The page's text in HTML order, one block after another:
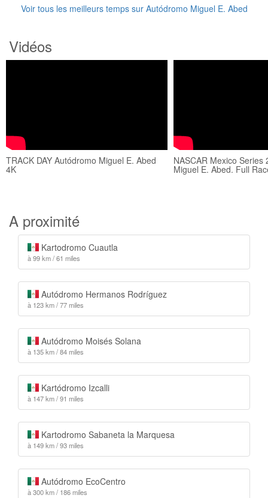
Voir tous les meilleurs temps sur Autódromo Miguel E. Abed
Vidéos
TRACK DAY Autódromo Miguel E. Abed
4K
NASCAR Mexico Series
Miguel E. Abed. Full
A proximité
Kartodromo Cuautla
à 99 km / 61 miles
Autódromo Hermanos Rodríguez
à 123 km / 77 miles
Autódromo Moisés Solana
à 135 km / 84 miles
Kartódromo Izcalli
à 147 km / 91 miles
Kartodromo Sabaneta la Marquesa
à 149 km / 93 miles
Autódromo EcoCentro
à 300 km / 186 miles